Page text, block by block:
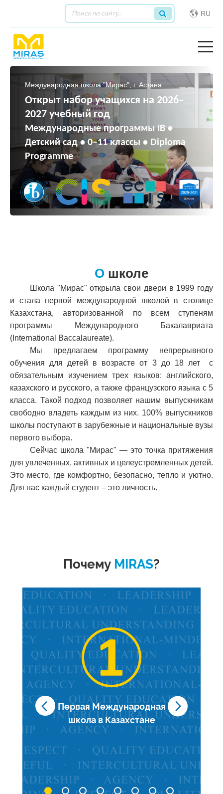
RU
Международная школа "Мирас", г. Астана
Открыт набор учащихся на 2026–
2027 учебный год
Международные программы IB •
Детский сад • 0–11 классы • Diploma
Programme
О школе
Школа "Мирас" открыла свои двери в 1999 году
и стала первой международной школой в столице
Казахстана, авторизованной по всем ступеням
программы Международного Бакалавриата
(International Baccalaureate).
Мы предлагаем программу непрерывного
обучения для детей в возрасте от 3 до 18 лет с
обязательным изучением трех языков: английского,
казахского и русского, а также французского языка с 5
класса. Такой подход позволяет нашим выпускникам
свободно владеть каждым из них. 100% выпускников
школы поступают в зарубежные и национальные вузы
первого выбора.
Сейчас школа "Мирас" — это точка притяжения
для увлеченных, активных и целеустремленных детей.
Это место, где комфортно, безопасно, тепло и уютно.
Для нас каждый студент – это личность.
Почему MIRAS?
Первая Международная
школа в Казахстане